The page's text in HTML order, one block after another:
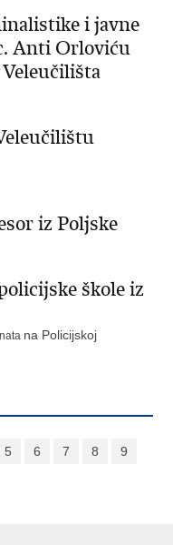
i javne
Anti Orloviću
iz Poljske
škole iz
na Policijskoj
5 6 7 8
9